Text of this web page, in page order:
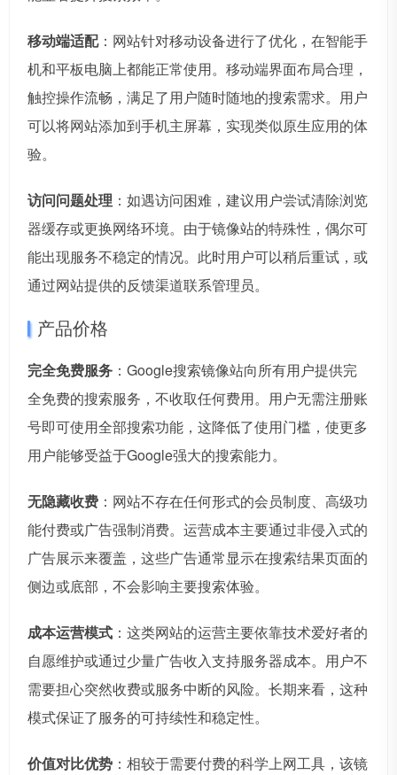
移动端适配：网站针对移动设备进行了优化，在智能手
机和平板电脑上都能正常使用。移动端界面布局合理，
触控操作流畅，满足了用户随时随地的搜索需求。用户
可以将网站添加到手机主屏幕，实现类似原生应用的体
验。
访问问题处理 ：如遇访问困难，建议用户尝试清除浏览
器缓存或更换网络环境。由于镜像站的特殊性，偶尔可
能出现服务不稳定的情况。此时用户可以稍后重试，或
通过网站提供的反馈渠道联系管理员。
产品价格
完全免费服务 ：Google搜索镜像站向所有用户提供完
全免费的搜索服务，不收取任何费用。用户无需注册账
号即可使用全部搜索功能，这降低了使用门槛，使更多
用户能够受益于Google强大的搜索能力。
无隐藏收费 ：网站不存在任何形式的会员制度、高级功
能付费或广告强制消费。运营成本主要通过非侵入式的
广告展示来覆盖，这些广告通常显示在搜索结果页面的
侧边或底部，不会影响主要搜索体验。
成本运营模式 ：这类网站的运营主要依靠技术爱好者的
自愿维护或通过少量广告收入支持服务器成本。用户不
需要担心突然收费或服务中断的风险。长期来看，这种
模式保证了服务的可持续性和稳定性。
价值对比优势 ：相较于需要付费的科学上网工具，该镜